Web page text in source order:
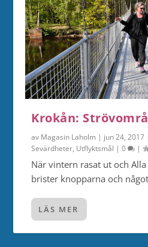
Krokån:
av Magasin Laholm | jun 24, 2017
Sevärdheter, Utflyktsmål |0 |
När vintern rasat ut och
brister knopparna och
LÄS MER